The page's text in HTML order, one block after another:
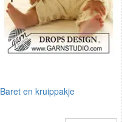
Baret en kruippakje